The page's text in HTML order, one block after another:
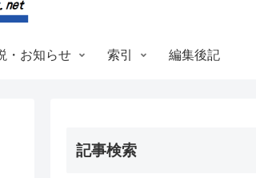
・お知らせ 索引 編集後記
記事検索